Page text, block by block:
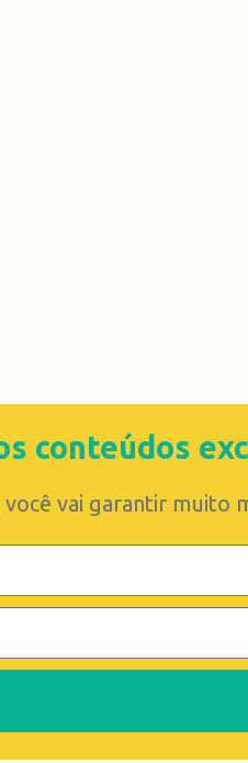
conteúdos
você vai garantir muito